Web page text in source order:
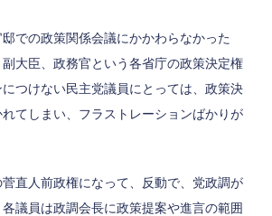
での政策関係会議にかかわらなかった
大臣、政務官という各省庁の政策決定権
つけない民主党議員にとっては、政策決
てしまい、フラストレーションばかりが
直人前政権になって、反動で、党政調が
議員は政調会長に政策提案や進言の範囲